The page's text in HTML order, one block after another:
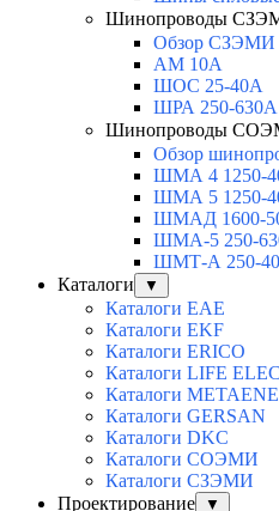
Шинопроводы
Обзор СЗЭМИ
АМ 10А
ШОС 25-40А
ШРА 250-630А
Шинопроводы
Обзор
ШМА 4 1250-
ШМА 5 1250-
ШМАД 1600-
ШМА-5 250-
ШМТ-А 250-
Каталоги
▼
Каталоги EAE
Каталоги EKF
Каталоги ERICO
Каталоги LIFE
Каталоги
Каталоги GERSAN
Каталоги DKC
Каталоги СОЭМИ
Каталоги СЗЭМИ
Проектирование
▼